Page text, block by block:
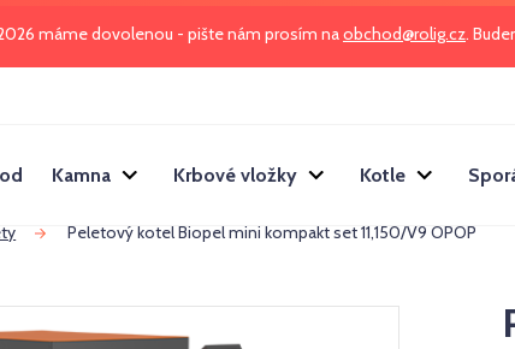
máme dovolenou - pište nám prosím naobchod@rolig.cz.
Kamna Krbové vložky Kotle
Peletový kotel Biopel mini kompakt set 11,150/V9 OPOP